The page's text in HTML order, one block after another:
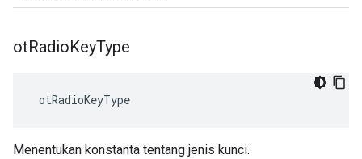
otRadioKeyType
otRadioKeyType
Menentukan konstanta tentang jenis kunci.